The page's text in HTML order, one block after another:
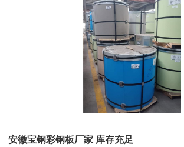
安徽宝钢彩钢板厂家 库存充足